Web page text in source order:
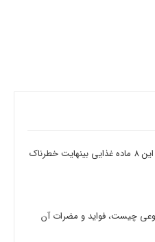
مصرف بیش از حد این 8 ماده غذایی بینهایت خطرناک
چیست، فواید و مضرات آن